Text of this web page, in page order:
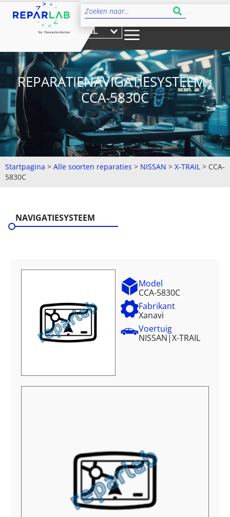
NL
REPARATIENAVIGATIESYSTEEM :
CCA-5830C
Startpagina > Alle soorten reparaties > NISSAN > X-TRAIL > CCA-
5830C
NAVIGATIESYSTEEM
Model
CCA-5830C
Fabrikant
Xanavi
Voertuig
NISSAN|X-TRAIL